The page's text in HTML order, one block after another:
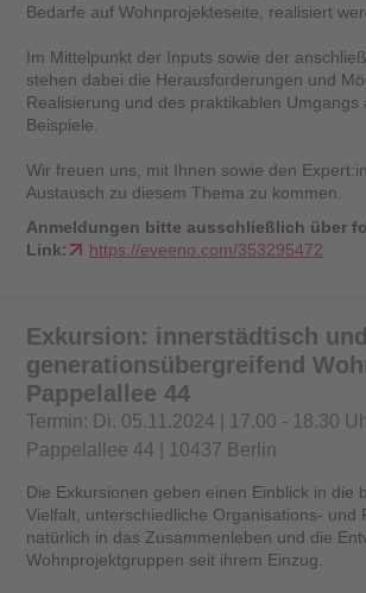
Bedarfe auf Wohnprojekteseite, realisiert
Im Mittelpunkt der Inputs sowie der
stehen dabei die Herausforderungen und
Realisierung und des praktikablen Umgangs
Beispiele.
Wir freuen uns, mit Ihnen sowie den
Austausch zu diesem Thema zu kommen.
Anmeldungen bitte ausschließlich über
Link:
https://eveeno.com/353295472
Exkursion: innerstädtisch und
generationsübergreifend
Pappelallee 44
Termin: Di. 05.11.2024 | 17.00 - 18.30
Pappelallee 44 | 10437 Berlin
Die Exkursionen geben einen Einblick in die
Vielfalt, unterschiedliche Organisations- und
natürlich in das Zusammenleben und die
Wohnprojektgruppen seit ihrem Einzug.